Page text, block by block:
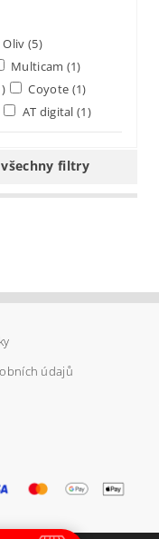
Oliv (5)
Multicam (1)
Coyote (1)
AT digital(1)
filtry
údajů